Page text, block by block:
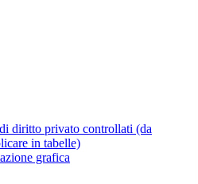
diritto privato controllati (da
in tabelle)
grafica